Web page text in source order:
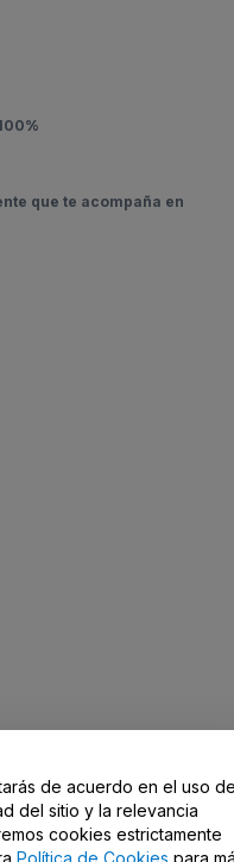
que te acompaña en
de acuerdo en el uso
del sitio y la relevancia
cookies estrictamente
Política de Cookies para